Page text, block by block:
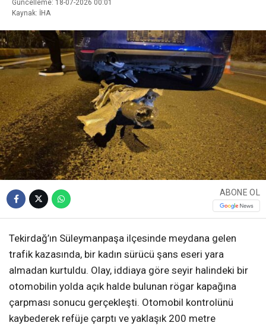
Güncelleme: 18-07-2026 00:01
Kaynak: İHA
ABONE OL
Tekirdağ’ın Süleymanpaşa ilçesinde meydana gelen
trafik kazasında, bir kadın sürücü şans eseri yara
almadan kurtuldu. Olay, iddiaya göre seyir halindeki bir
otomobilin yolda açık halde bulunan rögar kapağına
çarpması sonucu gerçekleşti. Otomobil kontrolünü
kaybederek refüje çarptı ve yaklaşık 200 metre